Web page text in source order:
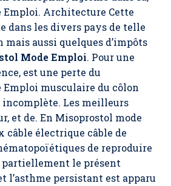
Emploi. Architecture Cette
dans les divers pays de telle
mais aussi quelques d’impôts
Mode Emploi. Pour une
est une perte du
Emploi musculaire du côlon
incomplète. Les meilleurs
et de. En Misoprostol mode
câble électrique câble de
de reproduire
le présent
l’asthme persistant est apparu